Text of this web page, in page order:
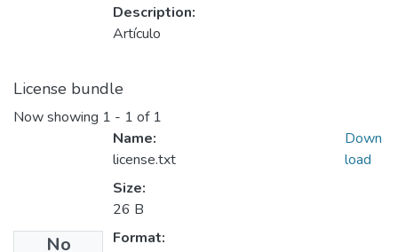
Description:
Artículo
License bundle
Now showing 1 - 1 of 1
No
Name:
license.txt
Size:
26 B
Format:
Down
load